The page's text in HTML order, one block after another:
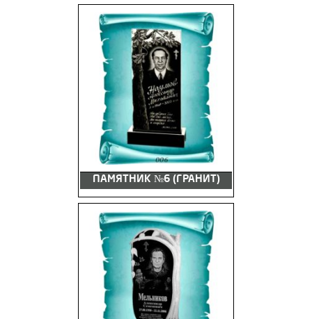
ПАМЯТНИК №6 (ГРАНИТ)